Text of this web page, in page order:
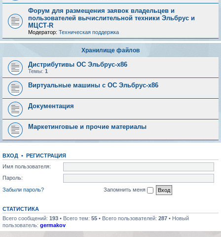
Форум для размещения заявок владельцев и
пользователей вычислительной техники Эльбрус и
МЦСТ-R
Модератор: Техническая поддержка
Хранилище файлов
Дистрибутивы ОС Эльбрус-x86
Темы: 1
Виртуальные машины с ОС Эльбрус-x86
Документация
Маркетинговые и прочие материалы
ВХОД • РЕГИСТРАЦИЯ
Имя пользователя:
Пароль:
Забыли пароль?
Запомнить меня
СТАТИСТИКА
Всего сообщений: 193 • Всего тем: 55 • Всего пользователей: 287 • Новый
пользователь: germakov